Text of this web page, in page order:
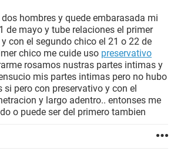
hombres y quede embarasada mi
de mayo y tube relaciones el primer
con el segundo chico el 21 o 22 de
chico me cuide uso preservativo
rosamos nustras partes intimas y
mis partes intimas pero no hubo
si pero con preservativo y con el
y largo adentro.. entonses me
o puede ser del primero tambien